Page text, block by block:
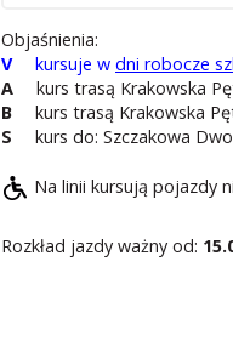
Objaśnienia:
V
kursuje w dni robocze
A
kurs trasą Krakowska
B
kurs trasą Krakowska
S
kurs do: Szczakowa
Na linii kursują pojazdy
Rozkład jazdy ważny od: